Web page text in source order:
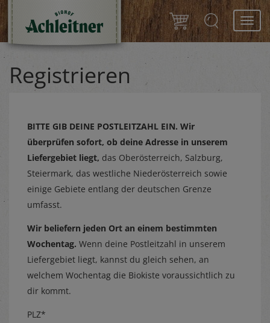
Registrieren
BITTE GIB DEINE POSTLEITZAHL EIN. Wir
überprüfen sofort, ob deine Adresse in unserem
Liefergebiet liegt, das Oberösterreich, Salzburg,
Steiermark, das westliche Niederösterreich sowie
einige Gebiete entlang der deutschen Grenze
umfasst.
Wir beliefern jeden Ort an einem bestimmten
Wochentag. Wenn deine Postleitzahl in unserem
Liefergebiet liegt, kannst du gleich sehen, an
welchem Wochentag die Biokiste voraussichtlich zu
dir kommt.
PLZ*